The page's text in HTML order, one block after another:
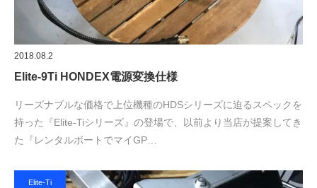
2018.08.2
Elite-9Ti HONDEX電源変換仕様
リーズナブルな価格で上位機種のHDSシリーズに迫るスペックを
持った『Elite-Tiシリーズ』の登場で、以前より当店が提案してき
た『レンタルボートでマイGP…
Elite-Ti